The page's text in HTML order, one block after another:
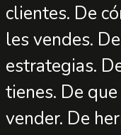
clientes. De
les vendes.
estrategias.
tienes. De
vender. De